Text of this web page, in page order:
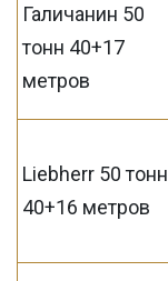
Галичанин 50
тонн 40+17
метров
Liebherr 50 тонн
40+16 метров